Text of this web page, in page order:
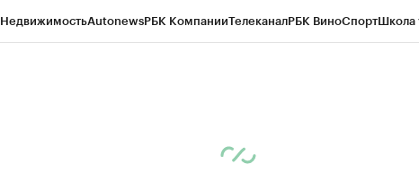
НедвижимостьAutonewsРБК КомпанииТелеканалРБК ВиноСпортШкола